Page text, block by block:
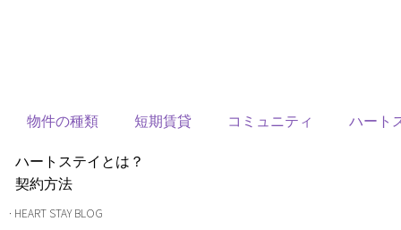
物件の種類 短期賃貸 コミュニティ ハート
ハートステイとは？
契約方法
韓国不動産情報
· HEART STAY BLOG